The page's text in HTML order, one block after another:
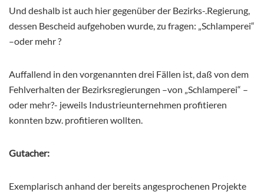
Und deshalb ist auch hier gegenüber der Bezirks-.Regierung,
dessen Bescheid aufgehoben wurde, zu fragen: „Schlamperei“
–oder mehr ?
Auffallend in den vorgenannten drei Fällen ist, daß von dem
Fehlverhalten der Bezirksregierungen –von „Schlamperei“ –
oder mehr?- jeweils Industrieunternehmen profitieren
konnten bzw. profitieren wollten.
Gutacher:
Exemplarisch anhand der bereits angesprochenen Projekte